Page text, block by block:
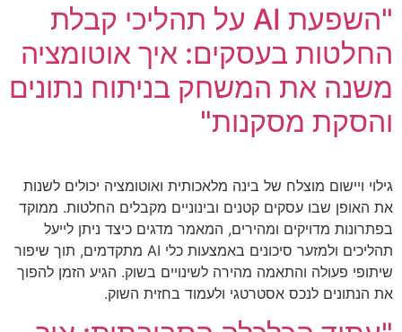
"השפעת AI על תהליכי קבלת
החלטות בעסקים: איך אוטומציה
משנה את המשחק בניתוח נתונים
והסקת מסקנות"
גילוי ויישום מוצלח של בינה מלאכותית ואוטומציה יכולים לשנות
את האופן שבו עסקים קטנים ובינוניים מקבלים החלטות. ממוקד
בפתרונות מדויקים ומהירים, המאמר מדגים כיצד ניתן לייעל
תהליכים ולמזער סיכונים באמצעות כלי AI מתקדמים, תוך שיפור
שיתופי פעולה והתאמה מהירה לשינויים בשוק. הגיע הזמן להפוך
את הנתונים לנכס אסטרטגי ולעמוד בחזית השוק.